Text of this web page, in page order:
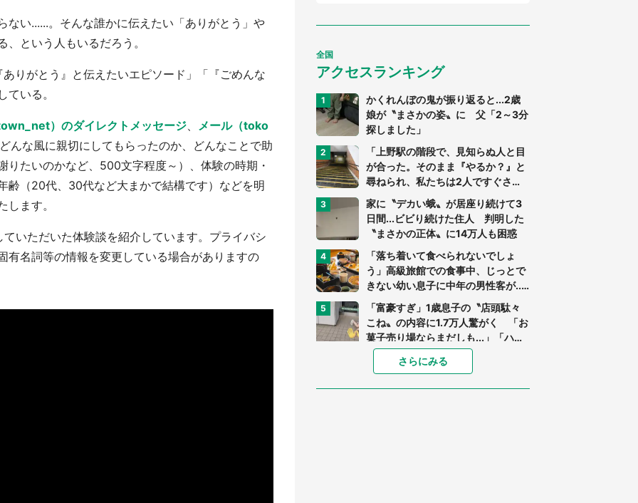
ない......。そんな誰かに伝えたい「ありがとう」や
という人もいるだろう。
りがとう』と伝えたいエピソード」「『ごめんな
いる。
）のダイレクトメッセージ、 メール（toko
んな風に親切にしてもらったのか、どんなことで助
りたいのかなど、500文字程度～）、体験の時期・
齢（20代、30代など大まかで結構です）などを明
ます。
いただいた体験談を紹介しています。プライバシ
有名詞等の情報を変更している場合がありますの
全国
アクセスランキング
かくれんぼの鬼が振り返ると...2歳
娘が〝まさかの姿〟に 父「2～3分
探しました」
「上野駅の階段で、見知らぬ人と目
が合った。そのまま『やるか？』と
尋ねられ、私たちは2人ですぐさ
ま...」（茨城県・70代男性）
家に〝デカい蛾〟が居座り続けて3
日間...ビビり続けた住人 判明した
〝まさかの正体〟に14万人も困惑
「落ち着いて食べられないでしょ
う」高級旅館での食事中、じっとで
きない幼い息子に中年の男性客が...
（東京都・40代男性）
「富豪すぎ」1歳息子の〝店頭駄々
こね〟の内容に1.7万人驚がく 「お
菓子売り場ならまだしも...」「ハー
ドル高い」
あまりにも四角すぎる猫、激写され
る 「これもう座布団だろ」「食パ
ンの耳」と1.4万人困惑
さらにみる